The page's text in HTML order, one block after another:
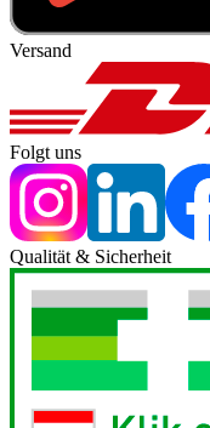
Versand
Folgt uns
Qualität & Sicherheit